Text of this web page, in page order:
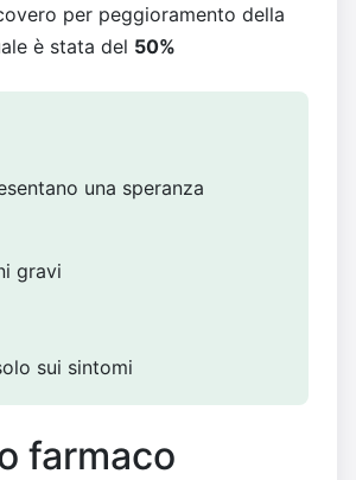
per peggioramento della
è stata del 50%
una speranza
gravi
sui sintomi
farmaco